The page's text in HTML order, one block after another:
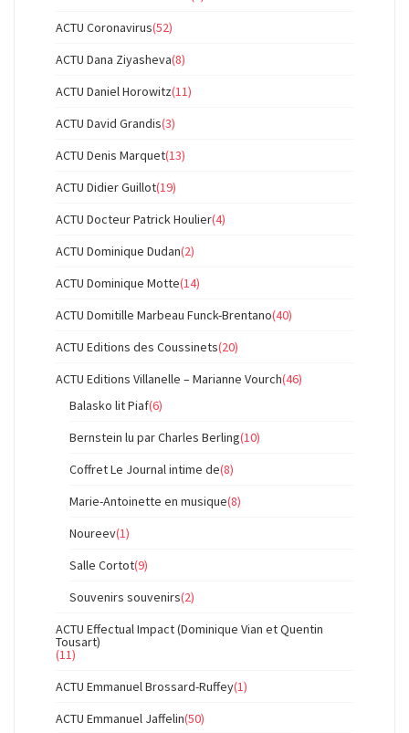
ACTU Coronavirus(52)
ACTU Dana Ziyasheva(8)
ACTU Daniel Horowitz(11)
ACTU David Grandis(3)
ACTU Denis Marquet(13)
ACTU Didier Guillot(19)
ACTU Docteur Patrick Houlier(4)
ACTU Dominique Dudan(2)
ACTU Dominique Motte(14)
ACTU Domitille Marbeau Funck-Brentano(40)
ACTU Editions des Coussinets(20)
ACTU Editions Villanelle – Marianne Vourch(46)
Balasko lit Piaf(6)
Bernstein lu par Charles Berling(10)
Coffret Le Journal intime de(8)
Marie-Antoinette en musique(8)
Noureev(1)
Salle Cortot(9)
Souvenirs souvenirs(2)
ACTU Effectual Impact (Dominique Vian et Quentin
Tousart)
(11)
ACTU Emmanuel Brossard-Ruffey(1)
ACTU Emmanuel Jaffelin(50)